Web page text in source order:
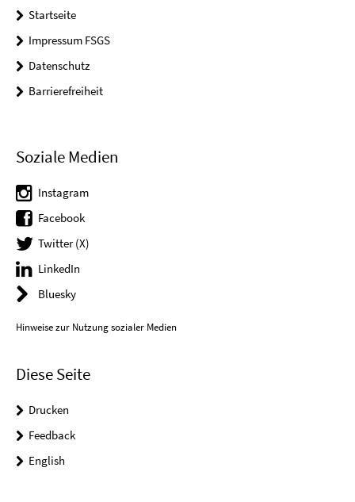
Startseite
Impressum FSGS
Datenschutz
Barrierefreiheit
Soziale Medien
Instagram
Facebook
Twitter (X)
LinkedIn
Bluesky
Hinweise zur Nutzung sozialer Medien
Diese Seite
Drucken
Feedback
English